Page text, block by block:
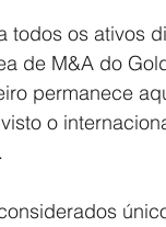
todos os ativos
de M&A do
permanece
o